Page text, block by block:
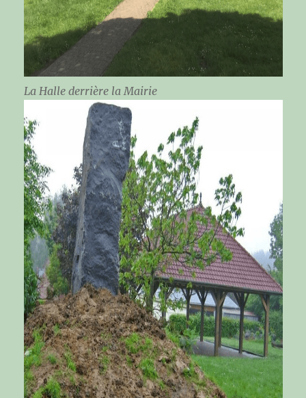
La Halle derrière la Mairie